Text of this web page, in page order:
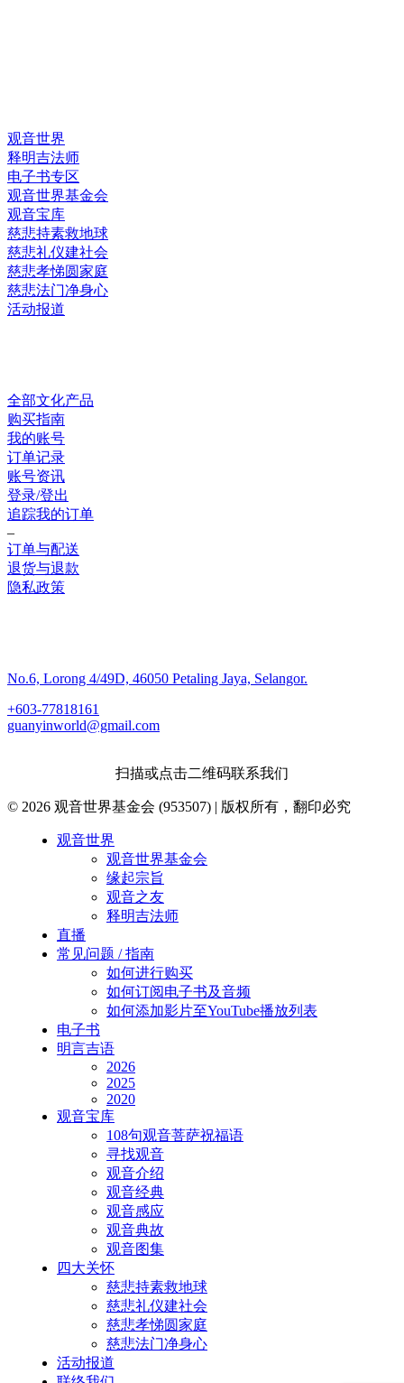
观音世界
释明吉法师
电子书专区
观音世界基金会
观音宝库
慈悲持素救地球
慈悲礼仪建社会
慈悲孝悌圆家庭
慈悲法门净身心
活动报道
全部文化产品
购买指南
我的账号
订单记录
账号资讯
登录/登出
追踪我的订单
–
订单与配送
退货与退款
隐私政策
No.6, Lorong 4/49D, 46050 Petaling Jaya, Selangor.
+603-77818161
guanyinworld@gmail.com
扫描或点击二维码联系我们
© 2026 观音世界基金会 (953507) | 版权所有，翻印必究
观音世界
观音世界基金会
缘起宗旨
观音之友
释明吉法师
直播
常见问题 / 指南
如何进行购买
如何订阅电子书及音频
如何添加影片至YouTube播放列表
电子书
明言吉语
2026
2025
2020
观音宝库
108句观音菩萨祝福语
寻找观音
观音介绍
观音经典
观音感应
观音典故
观音图集
四大关怀
慈悲持素救地球
慈悲礼仪建社会
慈悲孝悌圆家庭
慈悲法门净身心
活动报道